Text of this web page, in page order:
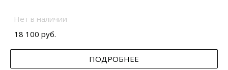
Нет в наличии
18 100 руб.
ПОДРОБНЕЕ